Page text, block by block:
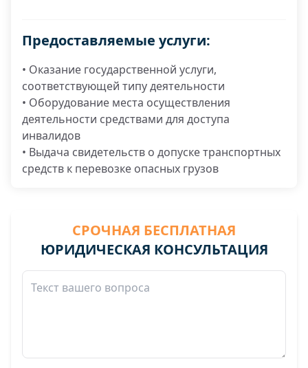
Предоставляемые услуги:
• Оказание государственной услуги,
соответствующей типу деятельности
• Оборудование места осуществления
деятельности средствами для доступа
инвалидов
• Выдача свидетельств о допуске транспортных
средств к перевозке опасных грузов
СРОЧНАЯ БЕСПЛАТНАЯ
ЮРИДИЧЕСКАЯ КОНСУЛЬТАЦИЯ